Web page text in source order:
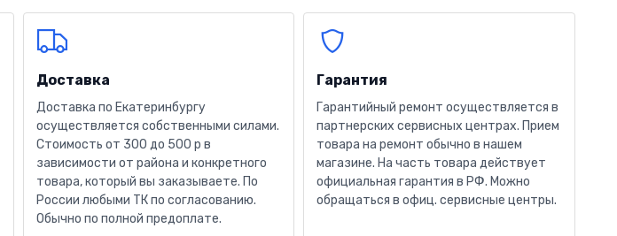
Доставка
Доставка по Екатеринбургу
осуществляется собственными силами.
Стоимость от 300 до 500 р в
зависимости от района и конкретного
товара, который вы заказываете. По
России любыми ТК по согласованию.
Обычно по полной предоплате.
Гарантия
Гарантийный ремонт осуществляется в
партнерских сервисных центрах. Прием
товара на ремонт обычно в нашем
магазине. На часть товара действует
официальная гарантия в РФ. Можно
обращаться в офиц. сервисные центры.